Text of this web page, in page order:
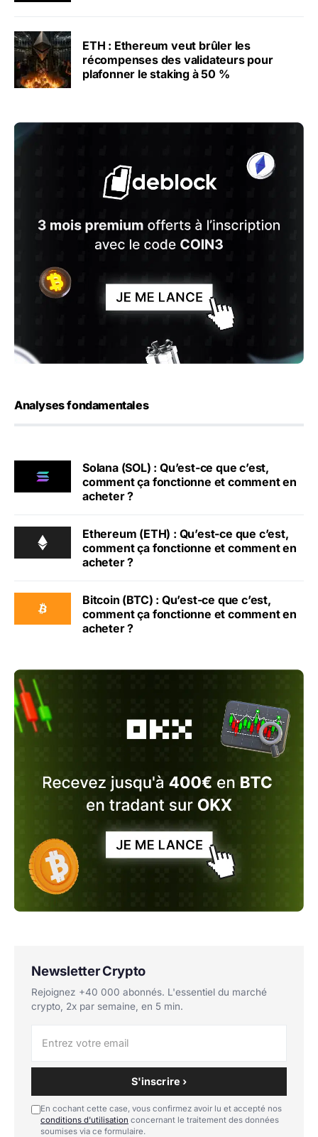
ETH : Ethereum veut brûler les
récompenses des validateurs pour
plafonner le staking à 50 %
Analyses fondamentales
Solana (SOL) : Qu’est-ce que c’est,
comment ça fonctionne et comment en
acheter ?
Ethereum (ETH) : Qu’est-ce que c’est,
comment ça fonctionne et comment en
acheter ?
Bitcoin (BTC) : Qu’est-ce que c’est,
comment ça fonctionne et comment en
acheter ?
Newsletter Crypto
Rejoignez +40 000 abonnés. L'essentiel du marché
crypto, 2x par semaine, en 5 min.
S'inscrire ›
En cochant cette case, vous confirmez avoir lu et accepté nos
conditions d'utilisation concernant le traitement des données
soumises via ce formulaire.